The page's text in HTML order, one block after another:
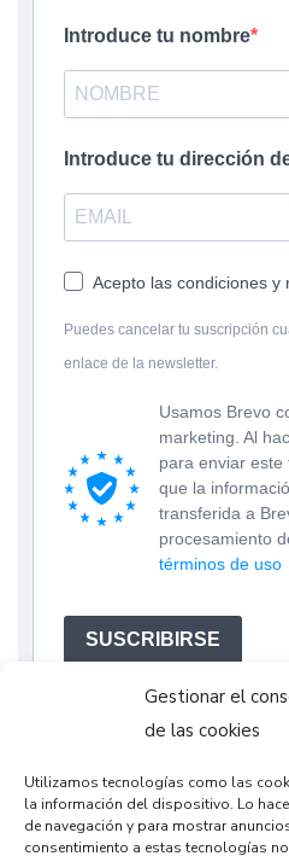
Gestionar el
de las cookies
Utilizamos tecnologías como las
la información del dispositivo. Lo
de navegación y para mostrar
consentimiento a estas tecnologías
Introduce tu nombre
Introduce tu dirección
Acepto las condiciones y
Puedes cancelar tu suscripción
enlace de la newsletter.
Usamos Brevo
marketing. Al
para enviar este
que la
transferida a
procesamiento
términos de uso
SUSCRIBIRSE